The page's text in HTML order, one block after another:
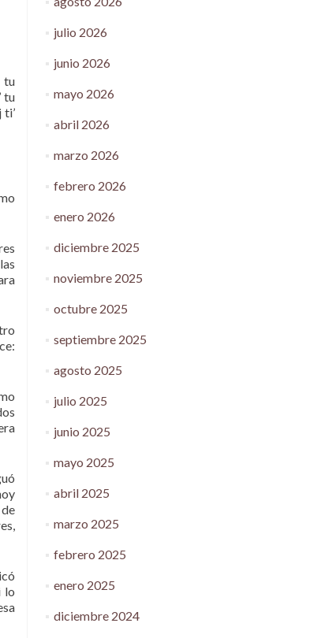
tu
tu
ti’
lo
julio 2026
junio 2026
mayo 2026
abril 2026
marzo 2026
febrero 2026
enero 2026
diciembre 2025
noviembre 2025
octubre 2025
septiembre 2025
agosto 2025
julio 2025
junio 2025
mayo 2025
abril 2025
marzo 2025
febrero 2025
enero 2025
diciembre 2024